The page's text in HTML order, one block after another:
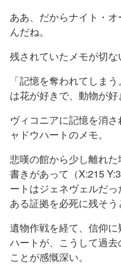
ああ、だからナイト・
んだね。
残されていたメモが切な
「記憶を奪われてしま
は花が好きで、動物が
ヴィコニアに記憶を消
ャドウハートのメモ。
悲嘆の館から少し離れ
書きがあって（X:215
ートはジェネヴェルだ
ある証拠を必死に残そう
遺物作戦を経て、信仰
ハートが、こうして過
ことが感慨深い。